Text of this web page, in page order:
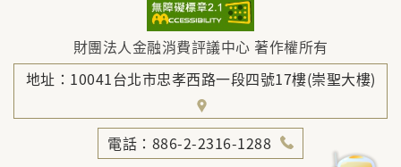
財團法人金融消費評議中心 著作權所有
地址：10041台北市忠孝西路一段四號17樓(崇聖大樓)
電話：886-2-2316-1288